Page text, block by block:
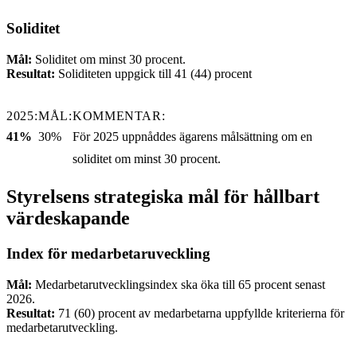
Soliditet
Mål: Soliditet om minst 30 procent.
Resultat: Soliditeten uppgick till 41 (44) procent
2025:MÅL:KOMMENTAR:
41% 30%
För 2025 uppnåddes ägarens målsättning om en
soliditet om minst 30 procent.
Styrelsens strategiska mål för hållbart
värdeskapande
Index för medarbetaruveckling
Mål: Medarbetarutvecklingsindex ska öka till 65 procent senast
2026.
Resultat: 71 (60) procent av medarbetarna uppfyllde kriterierna för
medarbetarutveckling.